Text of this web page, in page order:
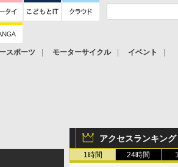
スポーツ モーターサイクル
イベント
アクセスランキング
1時間 24時間